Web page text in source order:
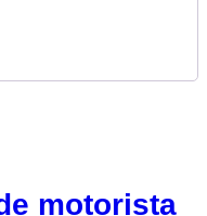
motorista